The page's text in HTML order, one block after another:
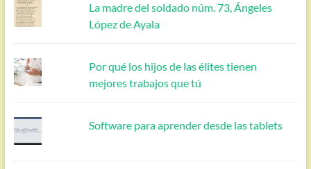
La madre del soldado núm. 73, Ángeles
López de Ayala
Por qué los hijos de las élites tienen
mejores trabajos que tú
Software para aprender desde las tablets